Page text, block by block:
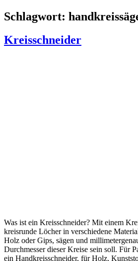
Schlagwort:
Kreisschneider
Was ist ein Kreisschneider? Mit einem
kreisrunde Löcher in verschiedene
Holz oder Gips, sägen und
Durchmesser dieser Kreise sein soll. Für
ein Handkreisschneider, für Holz,